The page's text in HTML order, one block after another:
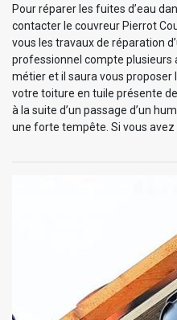
Pour réparer les fuites d’eau
contacter le couvreur Pierrot
vous les travaux de réparation
professionnel compte plusieurs
métier et il saura vous proposer
votre toiture en tuile présente
à la suite d’un passage d’un
une forte tempête. Si vous